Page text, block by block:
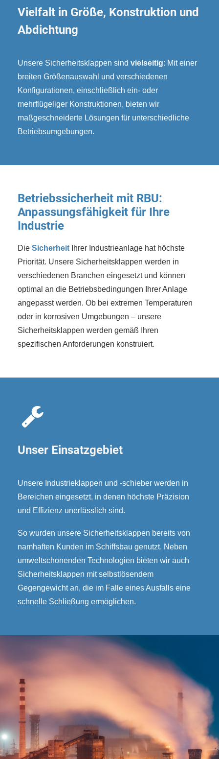
Vielfalt in Größe, Konstruktion und
Abdichtung
Unsere Sicherheitsklappen sind vielseitig: Mit einer
breiten Größenauswahl und verschiedenen
Konfigurationen, einschließlich ein- oder
mehrflügeliger Konstruktionen, bieten wir
maßgeschneiderte Lösungen für unterschiedliche
Betriebsumgebungen.
Betriebssicherheit mit RBU:
Anpassungsfähigkeit für Ihre
Industrie
Die Sicherheit Ihrer Industrieanlage hat höchste
Priorität. Unsere Sicherheitsklappen werden in
verschiedenen Branchen eingesetzt und können
optimal an die Betriebsbedingungen Ihrer Anlage
angepasst werden. Ob bei extremen Temperaturen
oder in korrosiven Umgebungen – unsere
Sicherheitsklappen werden gemäß Ihren
spezifischen Anforderungen konstruiert.
Unser Einsatzgebiet
Unsere Industrieklappen und -schieber werden in
Bereichen eingesetzt, in denen höchste Präzision
und Effizienz unerlässlich sind.
So wurden unsere Sicherheitsklappen bereits von
namhaften Kunden im Schiffsbau genutzt. Neben
umweltschonenden Technologien bieten wir auch
Sicherheitsklappen mit selbstlösendem
Gegengewicht an, die im Falle eines Ausfalls eine
schnelle Schließung ermöglichen.